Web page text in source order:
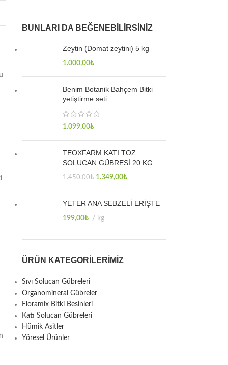
BUNLARI DA BEĞENEBILIRSINIZ
Zeytin (Domat zeytini) 5 kg
1.000,00₺
Benim Botanik Bahçem Bitki
yetiştirme seti
1.099,00₺
TEOXFARM KATI TOZ
SOLUCAN GÜBRESİ 20 KG
1.450,00₺ 1.349,00₺
YETER ANA SEBZELİ ERİŞTE
199,00₺ kg
ÜRÜN KATEGORILERIMIZ
Sıvı Solucan Gübreleri
Organomineral Gübreler
Floramix Bitki Besinleri
Katı Solucan Gübreleri
Hümik Asitler
Yöresel Ürünler